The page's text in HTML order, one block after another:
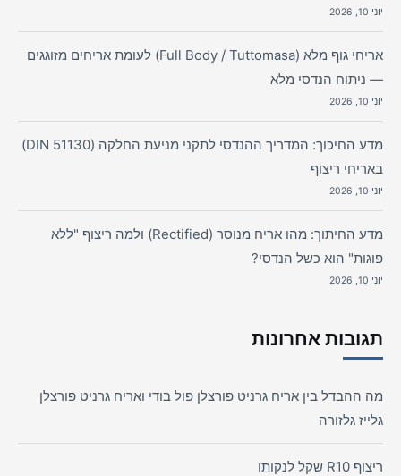
יוני 10, 2026
אריחי גוף מלא (Full Body / Tuttomasa) לעומת אריחים מזוגגים
— ניתוח הנדסי מלא
יוני 10, 2026
מדע החיכוך: המדריך ההנדסי לתקני מניעת החלקה (DIN 51130)
באריחי ריצוף
יוני 10, 2026
מדע החיתוך: מהו אריח מנוסר (Rectified) ולמה ריצוף "ללא
פוגות" הוא כשל הנדסי?
יוני 10, 2026
תגובות אחרונות
מה ההבדל בין אריח גרניט פורצלן פול בודי ואריח גרניט פורצלן
גלייז גלזורה
ריצוף R10 שקל לנקותו